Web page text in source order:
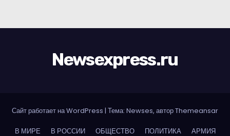
Newsexpress.ru
Сайт работает на WordPress | Тема: Newses, авторThemeansar
В МИРЕ В РОССИИ ОБЩЕСТВО ПОЛИТИКА АРМИЯ